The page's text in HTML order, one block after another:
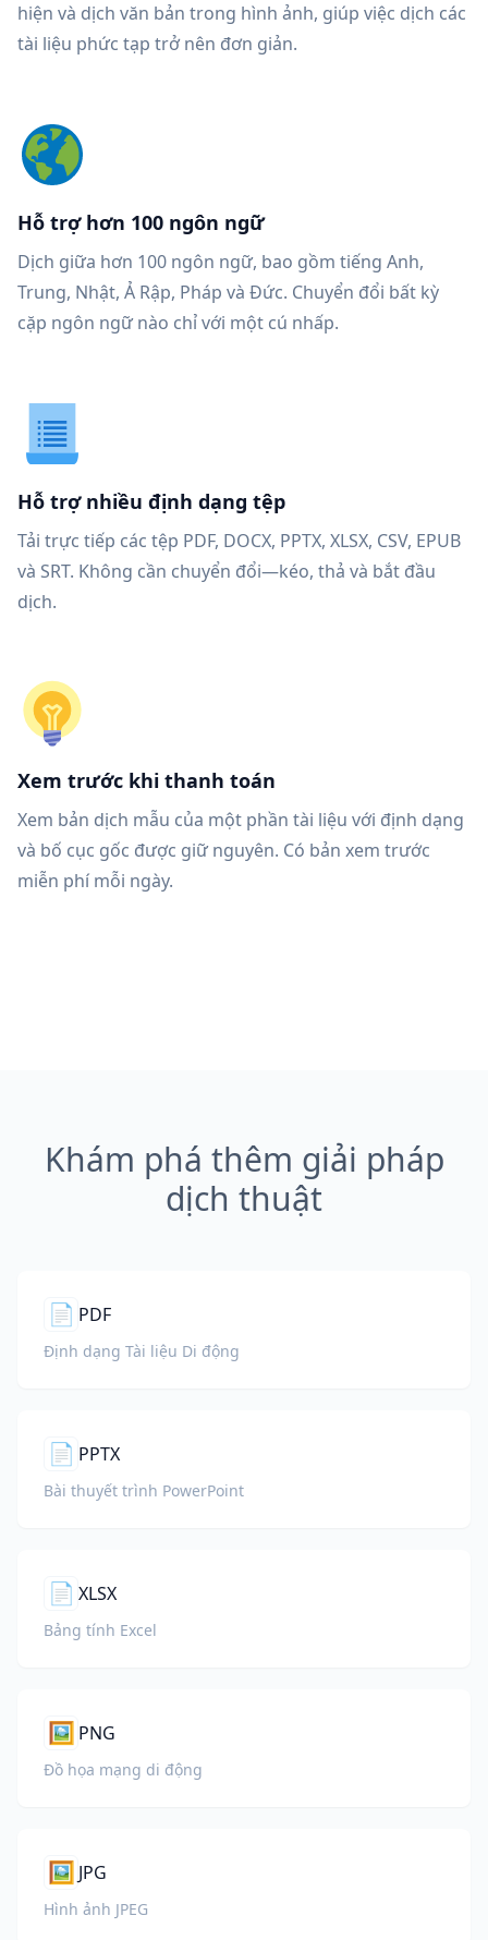
hiện và dịch văn bản trong hình ảnh, giúp việc dịch các
tài liệu phức tạp trở nên đơn giản.
Hỗ trợ hơn 100 ngôn ngữ
Dịch giữa hơn 100 ngôn ngữ, bao gồm tiếng Anh,
Trung, Nhật, Ả Rập, Pháp và Đức. Chuyển đổi bất kỳ
cặp ngôn ngữ nào chỉ với một cú nhấp.
Hỗ trợ nhiều định dạng tệp
Tải trực tiếp các tệp PDF, DOCX, PPTX, XLSX, CSV, EPUB
và SRT. Không cần chuyển đổi—kéo, thả và bắt đầu
dịch.
Xem trước khi thanh toán
Xem bản dịch mẫu của một phần tài liệu với định dạng
và bố cục gốc được giữ nguyên. Có bản xem trước
miễn phí mỗi ngày.
Khám phá thêm giải pháp
dịch thuật
📄 PDF
Định dạng Tài liệu Di động
📄 PPTX
Bài thuyết trình PowerPoint
📄 XLSX
Bảng tính Excel
🖼️ PNG
Đồ họa mạng di động
🖼️ JPG
Hình ảnh JPEG